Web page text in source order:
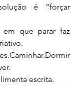
é “forçar
em que parar faz
escrita.